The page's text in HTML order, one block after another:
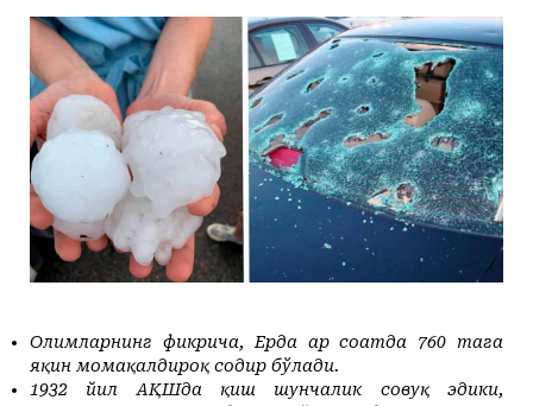
Маданият ва маърифат
КУТУБХОНА
Адабиёт
Илмий ишлар
Мақолалар
Касаба фаоллари учун қўлланмалар
БОШҚАЛАР
Суратлар сўзлаганда...
Колумнистлар
АРХИВ
Ўзбекистон журналистлари
Toshkent
+36 c
Hozir
+36
16:00
+36C
17:00
+36C
18:00
+35C
19:00
+33C
20:00
+31C
Кириш
Dushanba, 10 +38 +20
Seshanba, 11 +38 +20
Chorshanba, 12 +39 +20
Payshanba, 13 +39 +20
Juma, 14 +39 +20
Shanba, 15 +40 +20
Yakshanba, 16 +40 +20
Олимларнинг фикрича, Ерда ҳар соатда 760 тага
яқин момақалдироқ содир бўлади.
1932 йил АҚШда қиш шунчалик совуқ эдики,